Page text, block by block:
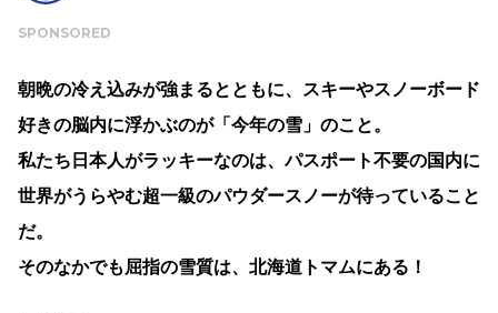
SPONSORED
朝晩の冷え込みが強まるとともに、スキーやスノーボード
好きの脳内に浮かぶのが「今年の雪」のこと。
私たち日本人がラッキーなのは、パスポート不要の国内に
世界がうらやむ超一級のパウダースノーが待っていること
だ。
そのなかでも屈指の雪質は、北海道トマムにある！